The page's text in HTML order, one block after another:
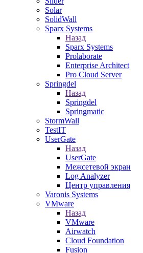
Solar
SolidWall
Sparx Systems
Назад
Sparx Systems
Prolaborate
Enterprise Architect
Pro Cloud Server
Springdel
Назад
Springdel
Springmatic
StormWall
TestIT
UserGate
Назад
UserGate
Межсетевой экран
Log Analyzer
Центр управления
Varonis Systems
VMware
Назад
VMware
Airwatch
Cloud Foundation
Fusion